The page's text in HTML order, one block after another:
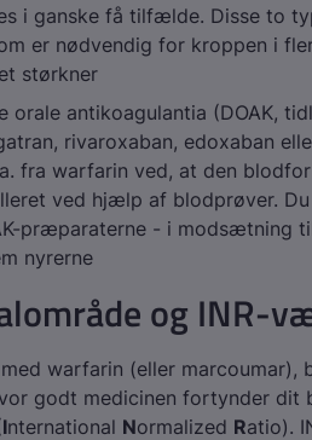
i ganske få tilfælde. Disse to
er nødvendig for kroppen i
størkner
orale antikoagulantia (DOAK,
rivaroxaban, edoxaban
fra warfarin ved, at den
ved hjælp af blodprøver.
præparaterne - i modsætning
nyrerne
og INR-
warfarin (eller marcoumar),
godt medicinen fortynder dit
International Normalized Ratio).